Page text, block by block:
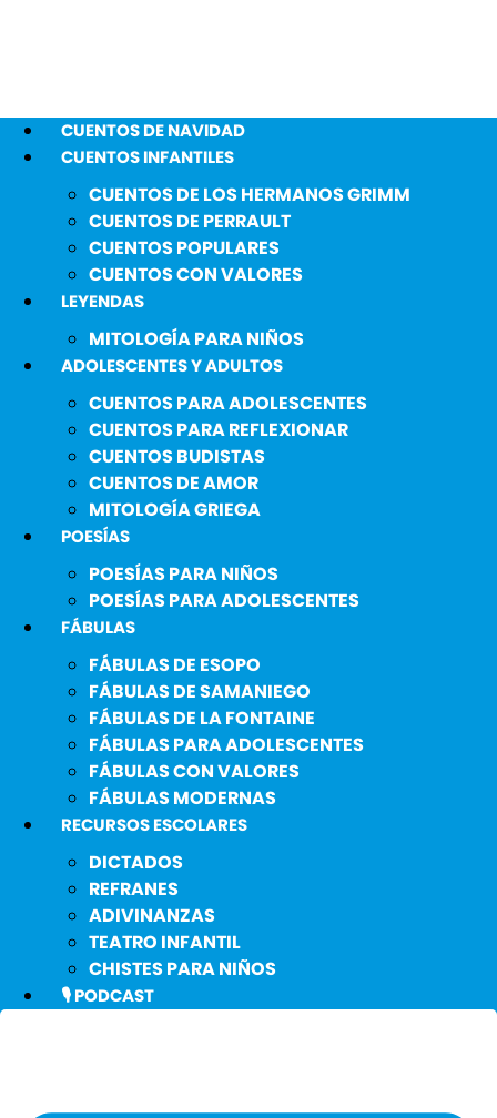
CUENTOS DE NAVIDAD
CUENTOS INFANTILES
CUENTOS DE LOS HERMANOS GRIMM
CUENTOS DE PERRAULT
CUENTOS POPULARES
CUENTOS CON VALORES
LEYENDAS
MITOLOGÍA PARA NIÑOS
ADOLESCENTES Y ADULTOS
CUENTOS PARA ADOLESCENTES
CUENTOS PARA REFLEXIONAR
CUENTOS BUDISTAS
CUENTOS DE AMOR
MITOLOGÍA GRIEGA
POESÍAS
POESÍAS PARA NIÑOS
POESÍAS PARA ADOLESCENTES
FÁBULAS
FÁBULAS DE ESOPO
FÁBULAS DE SAMANIEGO
FÁBULAS DE LA FONTAINE
FÁBULAS PARA ADOLESCENTES
FÁBULAS CON VALORES
FÁBULAS MODERNAS
RECURSOS ESCOLARES
DICTADOS
REFRANES
ADIVINANZAS
TEATRO INFANTIL
CHISTES PARA NIÑOS
🎙️ PODCAST